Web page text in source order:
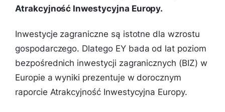
Atrakcyjność Inwestycyjna Europy.
Inwestycje zagraniczne są istotne dla wzrostu
gospodarczego. Dlatego EY bada od lat poziom
bezpośrednich inwestycji zagranicznych (BIZ) w
Europie a wyniki prezentuje w dorocznym
raporcie Atrakcyjność Inwestycyjna Europy.